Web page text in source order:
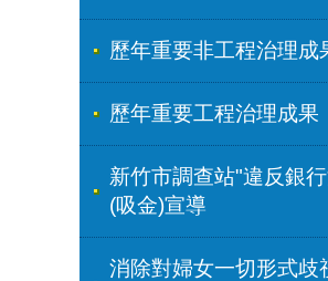
歷年重要非工程治理成
歷年重要工程治理成果
新竹市調查站"違反銀
(吸金)宣導
消除對婦女一切形式歧